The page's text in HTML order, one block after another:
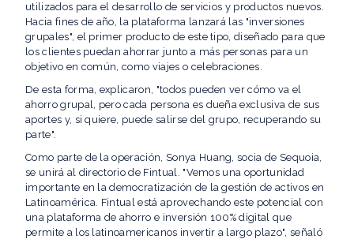
utilizados para el desarrollo de servicios y productos nuevos.
Hacia fines de año, la plataforma lanzará las "inversiones
grupales", el primer producto de este tipo, diseñado para que
los clientes puedan ahorrar junto a más personas para un
objetivo en común, como viajes o celebraciones.
De esta forma, explicaron, "todos pueden ver cómo va el
ahorro grupal, pero cada persona es dueña exclusiva de sus
aportes y, si quiere, puede salirse del grupo, recuperando su
parte".
Como parte de la operación, Sonya Huang, socia de Sequoia,
se unirá al directorio de Fintual. "Vemos una oportunidad
importante en la democratización de la gestión de activos en
Latinoamérica. Fintual está aprovechando este potencial con
una plataforma de ahorro e inversión 100% digital que
permite a los latinoamericanos invertir a largo plazo", señaló